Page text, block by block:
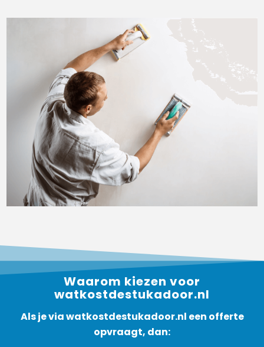
Waarom kiezen voor
watkostdestukadoor.nl
Als je via watkostdestukadoor.nl een offerte
opvraagt, dan: